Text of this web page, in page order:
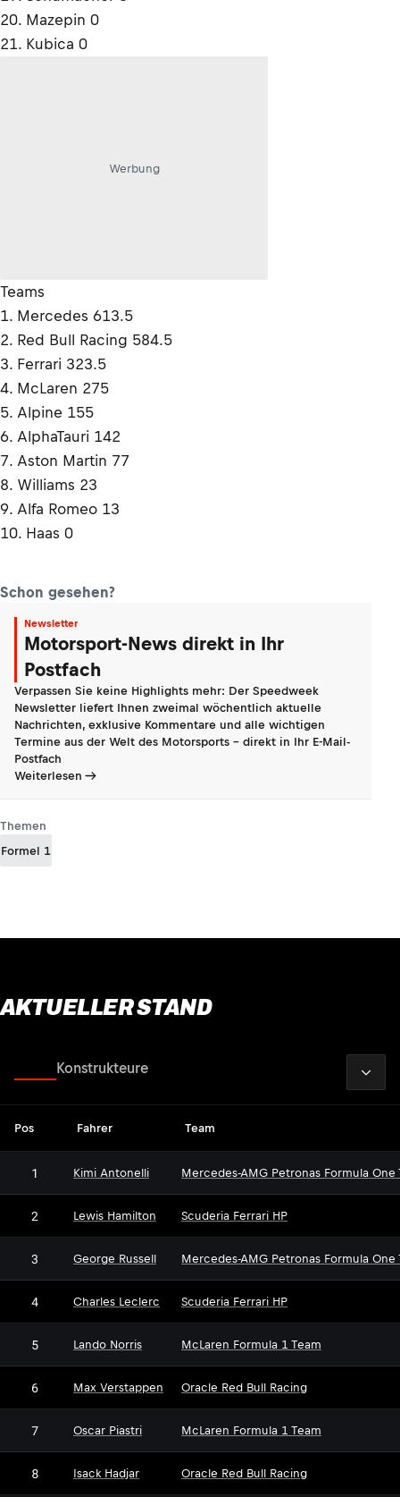
20. Mazepin 0
21. Kubica 0
Werbung
Teams
1. Mercedes 613.5
2. Red Bull Racing 584.5
3. Ferrari 323.5
4. McLaren 275
5. Alpine 155
6. AlphaTauri 142
7. Aston Martin 77
8. Williams 23
9. Alfa Romeo 13
10. Haas 0
Schon gesehen?
Newsletter
Motorsport-News direkt in Ihr
Postfach
Verpassen Sie keine Highlights mehr: Der Speedweek
Newsletter liefert Ihnen zweimal wöchentlich aktuelle
Nachrichten, exklusive Kommentare und alle wichtigen
Termine aus der Welt des Motorsports - direkt in Ihr E-Mail-
Postfach
Weiterlesen
Themen
Formel 1
AKTUELLER STAND
Konstrukteure
Pos Fahrer Team
1 Kimi Antonelli Mercedes-AMG Petronas Formula One
2 Lewis Hamilton Scuderia Ferrari HP
3 George Russell Mercedes-AMG Petronas Formula One
4 Charles Leclerc Scuderia Ferrari HP
5 Lando Norris McLaren Formula 1 Team
6 Max Verstappen Oracle Red Bull Racing
7 Oscar Piastri McLaren Formula 1 Team
8 Isack Hadjar Oracle Red Bull Racing